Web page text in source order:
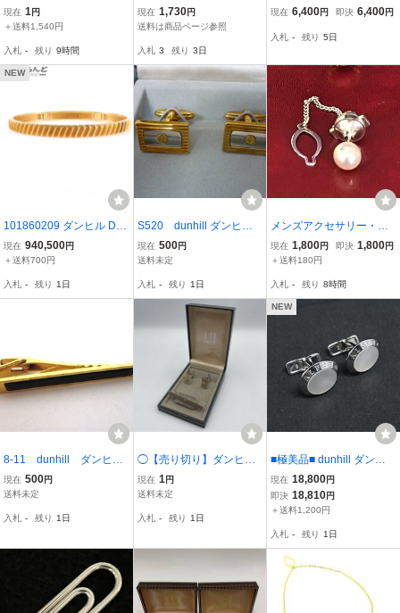
ピン タイクリップ シルバ
ーカラー
現在 1円
＋送料1,540円
入札 - 残り 9時間
unhill/YSL/LANCEL/OLIV
ER/Pierre Cardin/他 有名
ス/タイピンバッジ 15点セ
ット＊M-75
現在 1,730円
送料は商品ページ参照
入札 3 残り 3日
ル Dunhill ビジュース
ネクタイピン セット
料]
現在 6,400円 即決 6,400円
入札 - 残り 5日
NEW
101860209 ダンヒル Dun
hill トランスミッション
ブレスレット イエローゴ
ユニセックス
現在 940,500円
＋送料700円
入札 - 残り 1日
S520 dunhill ダンヒル
カフスボタン カフリンク
ス ゴールドカラー 箱付き
現在 500円
送料未定
入札 - 残り 1日
メンズアクセサリー・タ
イピン・
現在 1,800円 即決 1,800円
＋送料180円
入札 - 残り 8時間
8-11 dunhill ダンヒ
ル ゴールド/ブラック
タイピン
現在 500円
送料未定
入札 - 残り 1日
◯【売り切り】ダンヒル
（dunhill） ネクタイピン
カフリンクス セット
現在 1 円
送料未定
入札 - 残り 1日
NEW
■極美品■ dunhill ダンヒ
ル SV925 シェル カフス
ボタン カフリンクス アク
セサリー 紳士 ビジネス
3
現在 18,800円
即決 18,810円
＋送料1,200円
入札 - 残り 1日